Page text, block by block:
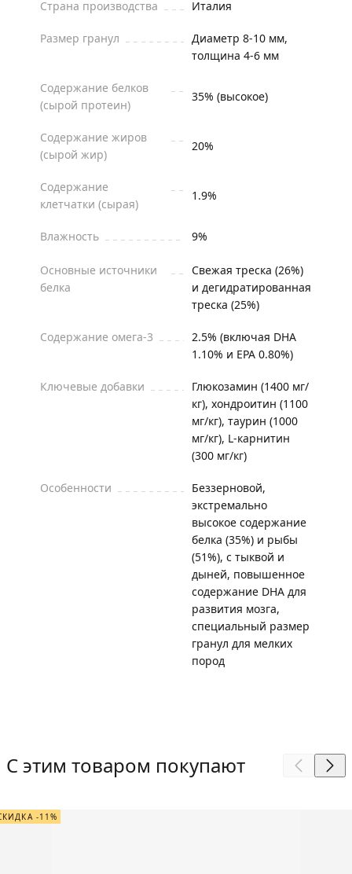
Страна производства Италия
Размер гранул
Диаметр 8-10 мм,
толщина 4-6 мм
Содержание белков
(сырой протеин)
35% (высокое)
Содержание жиров
(сырой жир)
20%
Содержание
клетчатки (сырая)
1.9%
Влажность 9%
Основные источники
белка
Свежая треска (26%)
и дегидратированная
треска (25%)
Содержание омега-3
2.5% (включая DHA
1.10% и EPA 0.80%)
Ключевые добавки
Глюкозамин (1400 мг/
кг), хондроитин (1100
мг/кг), таурин (1000
мг/кг), L-карнитин
(300 мг/кг)
Особенности
Беззерновой,
экстремально
высокое содержание
белка (35%) и рыбы
(51%), с тыквой и
дыней, повышенное
содержание DHA для
развития мозга,
специальный размер
гранул для мелких
пород
С этим товаром покупают
-11%